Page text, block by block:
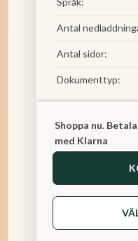
Antal
Antal sidor:
Dokumenttyp:
Shoppa nu.
med Klarna